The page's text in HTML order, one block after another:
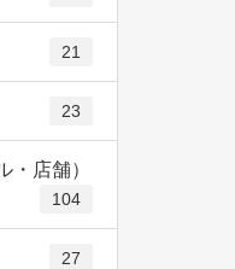
21
23
・店舗）
104
27